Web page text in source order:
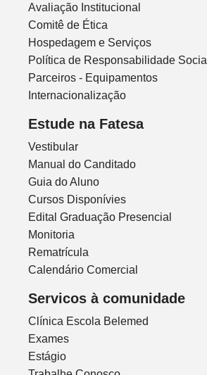
Avaliação Institucional
Comitê de Ética
Hospedagem e Serviços
Política de Responsabilidade Social
Parceiros - Equipamentos
Internacionalização
Estude na Fatesa
Vestibular
Manual do Canditado
Guia do Aluno
Cursos Disponívies
Edital Graduação Presencial
Monitoria
Rematrícula
Calendário Comercial
Servicos à comunidade
Clínica Escola Belemed
Exames
Estágio